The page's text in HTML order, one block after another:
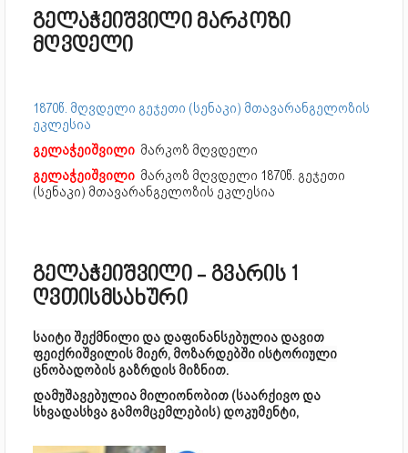
გელაჭეიშვილი მარკოზი
მღვდელი
1870წ. მღვდელი გეჯეთი (სენაკი) მთავარანგელოზის
ეკლესია
გელაჭეიშვილი მარკოზ მღვდელი
გელაჭეიშვილი მარკოზ მღვდელი 1870წ. გეჯეთი
(სენაკი) მთავარანგელოზის ეკლესია
გელაჭეიშვილი - გვარის 1
ღვთისმსახური
საიტი შექმნილი და დაფინანსებულია დავით
ფეიქრიშვილის მიერ, მოზარდებში ისტორიული
ცნობადობის გაზრდის მიზნით.
დამუშავებულია მილიონობით (საარქივო და
სხვადასხვა გამომცემლების) დოკუმენტი,